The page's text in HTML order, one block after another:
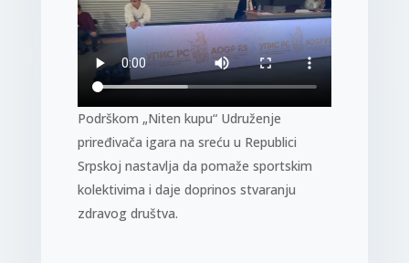
Podrškom „Niten kupu“ Udruženje
priređivača igara na sreću u Republici
Srpskoj nastavlja da pomaže sportskim
kolektivima i daje doprinos stvaranju
zdravog društva.